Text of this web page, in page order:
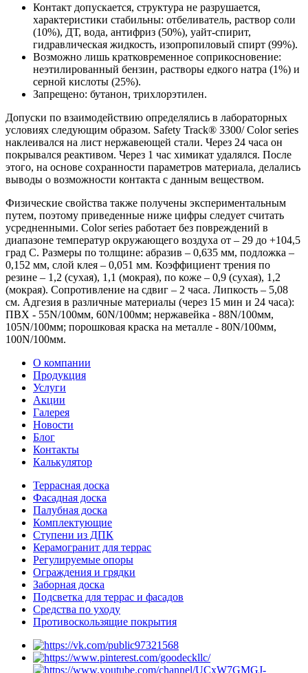
Контакт допускается, структура не разрушается,
характеристики стабильны: отбеливатель, раствор соли
(10%), ДТ, вода, антифриз (50%), уайт-спирит,
гидравлическая жидкость, изопропиловый спирт (99%).
Возможно лишь кратковременное соприкосновение:
неэтилированный бензин, растворы едкого натра (1%) и
серной кислоты (25%).
Запрещено: бутанон, трихлорэтилен.
Допуски по взаимодействию определялись в лабораторных
условиях следующим образом. Safety Track® 3300/ Color series
наклеивался на лист нержавеющей стали. Через 24 часа он
покрывался реактивом. Через 1 час химикат удалялся. После
этого, на основе сохранности параметров материала, делались
выводы о возможности контакта с данным веществом.
Физические свойства также получены экспериментальным
путем, поэтому приведенные ниже цифры следует считать
усредненными. Color series работает без повреждений в
диапазоне температур окружающего воздуха от – 29 до +104,5
град С. Размеры по толщине: абразив – 0,635 мм, подложка –
0,152 мм, слой клея – 0,051 мм. Коэффициент трения по
резине – 1,2 (сухая), 1,1 (мокрая), по коже – 0,9 (сухая), 1,2
(мокрая). Сопротивление на сдвиг – 2 часа. Липкость – 5,08
см. Адгезия в различные материалы (через 15 мин и 24 часа):
ПВХ - 55N/100мм, 60N/100мм; нержавейка - 88N/100мм,
105N/100мм; порошковая краска на металле - 80N/100мм,
100N/100мм.
О компании
Продукция
Услуги
Акции
Галерея
Новости
Блог
Контакты
Калькулятор
Террасная доска
Фасадная доска
Палубная доска
Комплектующие
Ступени из ДПК
Керамогранит для террас
Регулируемые опоры
Ограждения и грядки
Заборная доска
Подсветка для террас и фасадов
Средства по уходу
Противоскользящие покрытия